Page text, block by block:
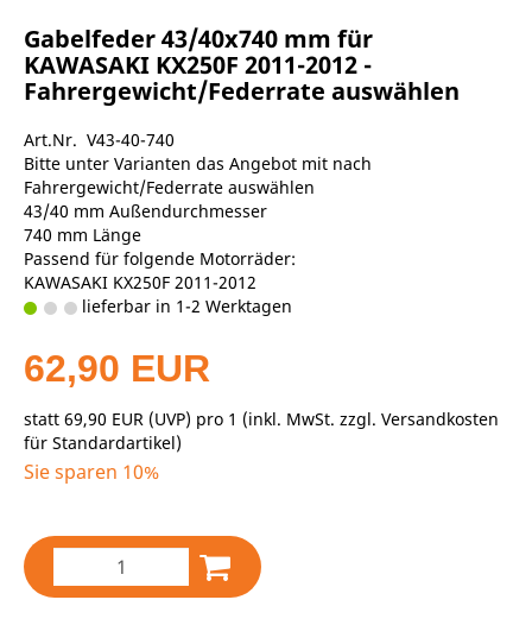
Gabelfeder 43/40x740 mm für
KAWASAKI KX250F 2011-2012 -
Fahrergewicht/Federrate auswählen
Art.Nr. V43-40-740
Bitte unter Varianten das Angebot mit nach
Fahrergewicht/Federrate auswählen
43/40 mm Außendurchmesser
740 mm Länge
Passend für folgende Motorräder:
KAWASAKI KX250F 2011-2012
lieferbar in 1-2 Werktagen
62,90 EUR
statt 69,90 EUR (UVP) pro 1 (inkl. MwSt. zzgl. Versandkosten
für Standardartikel)
Sie sparen 10%